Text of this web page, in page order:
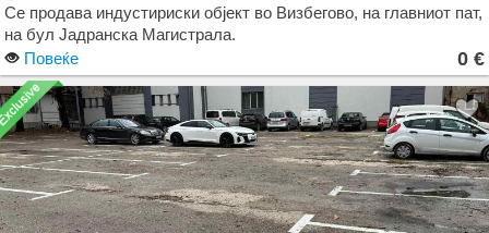
Се продава индустириски објект во Визбегово, на главниот пат,
на бул Јадранска Магистрала.
Објектот се состои од 516м2 деловен простор на приземје +
кат, и а 707м2, стовариште, односно 3 комори со големина
360м2 , 250 м2 и 180 м2 . Објектот е на целосно ограден плац
со вкупна површина од 3.505 м2.
Повеќе 0 €